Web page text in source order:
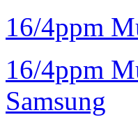
16/4ppm
16/4ppm
Samsung